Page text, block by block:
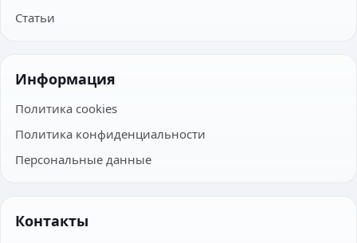
Статьи
Информация
Политика cookies
Политика конфиденциальности
Персональные данные
Контакты